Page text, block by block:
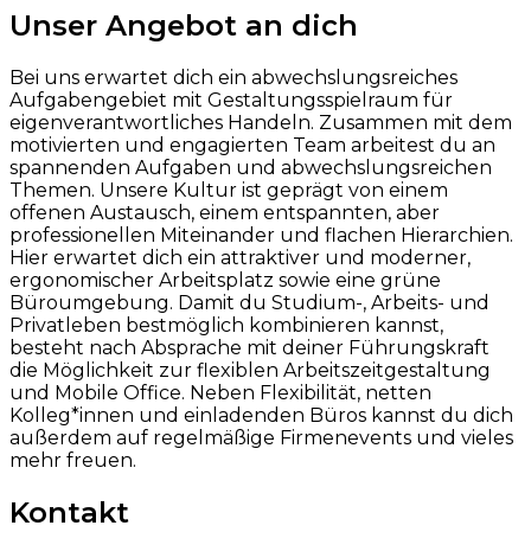
Unser Angebot an dich
Bei uns erwartet dich ein abwechslungsreiches
Aufgabengebiet mit Gestaltungsspielraum für
eigenverantwortliches Handeln. Zusammen mit dem
motivierten und engagierten Team arbeitest du an
spannenden Aufgaben und abwechslungsreichen
Themen. Unsere Kultur ist geprägt von einem
offenen Austausch, einem entspannten, aber
professionellen Miteinander und flachen Hierarchien.
Hier erwartet dich ein attraktiver und moderner,
ergonomischer Arbeitsplatz sowie eine grüne
Büroumgebung. Damit du Studium-, Arbeits- und
Privatleben bestmöglich kombinieren kannst,
besteht nach Absprache mit deiner Führungskraft
die Möglichkeit zur flexiblen Arbeitszeitgestaltung
und Mobile Office. Neben Flexibilität, netten
Kolleg*innen und einladenden Büros kannst du dich
außerdem auf regelmäßige Firmenevents und vieles
mehr freuen.
Kontakt